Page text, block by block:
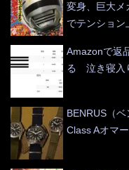
変身、巨大メ
でテンション
Amazonで返
る 泣き寝入
BENRUS（
Class Aオマ